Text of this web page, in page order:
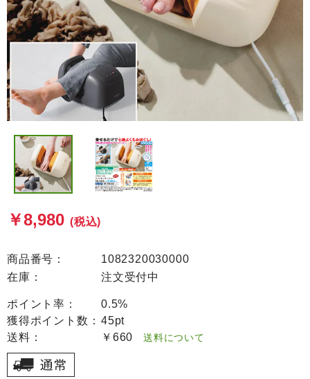
￥8,980 (税込)
商品番号：
1082320030000
在庫：
注文受付中
ポイント率：
0.5%
獲得ポイント数： 45pt
送料：
￥660 送料について